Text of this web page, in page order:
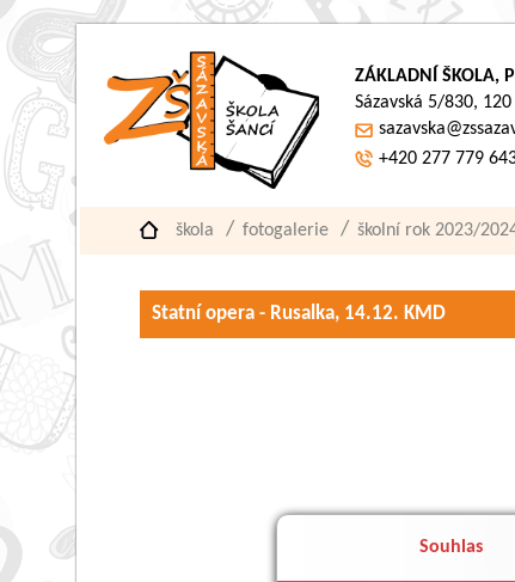
Souhlas
ZÁKLADNÍ ŠKOLA,
Sázavská 5/830,
+420 277 779
škola fotogalerie školní rok 2023/
Statní opera - Rusalka, 14.12. KMD